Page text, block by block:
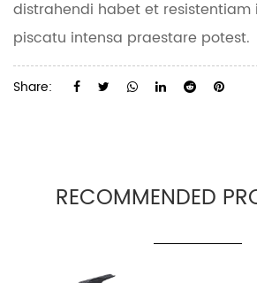
distrahendi habet et resistentiam
piscatu intensa praestare potest.
Share:
RECOMMENDED